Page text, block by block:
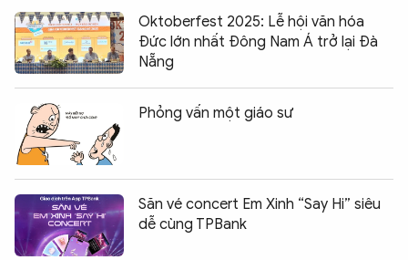
Oktoberfest 2025: Lễ hội văn hóa
Đức lớn nhất Đông Nam Á trở lại Đà
Nẵng
Phỏng vấn một giáo sư
Săn vé concert Em Xinh “Say Hi” siêu
dễ cùng TPBank